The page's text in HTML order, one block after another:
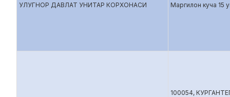
УЛУГНОР ДАВЛАТ УНИТАР КОРХОНАСИ
Маргилон куча 15
100054,